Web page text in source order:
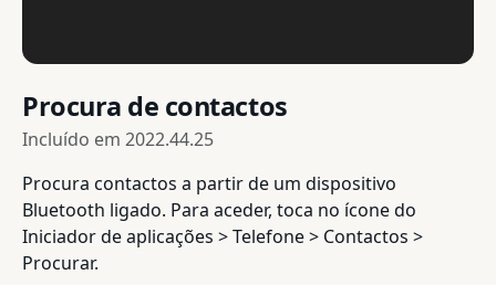
Procura de contactos
Incluído em 2022.44.25
Procura contactos a partir de um dispositivo
Bluetooth ligado. Para aceder, toca no ícone do
Iniciador de aplicações > Telefone > Contactos >
Procurar.